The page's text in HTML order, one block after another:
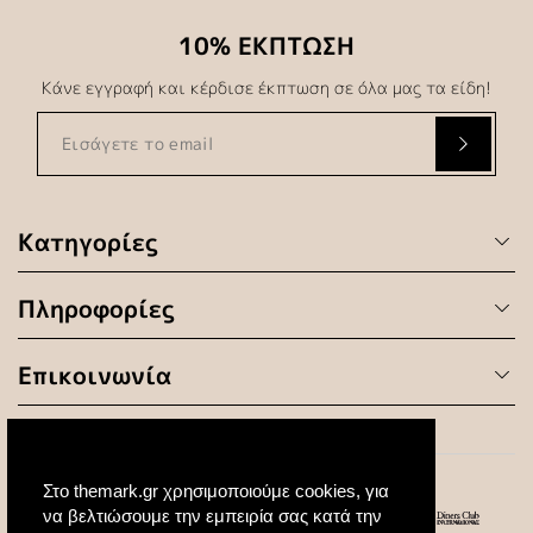
Στο themark.gr χρησιμοποιούμε cookies, για
να βελτιώσουμε την εμπειρία σας κατά την
Κατηγορίες
Πληροφορίες
Επικοινωνία
10% ΕΚΠΤΩΣΗ
Κάνε εγγραφή και κέρδισε έκπτωση σε όλα μας τα είδη!